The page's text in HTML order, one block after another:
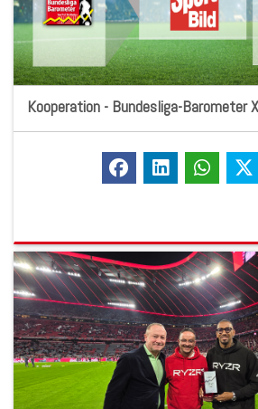
Kooperation - Bundesliga-Barometer